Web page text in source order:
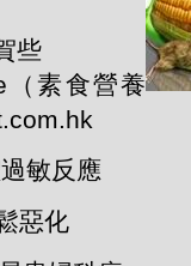
些
（素食營養
敏反應
惡化